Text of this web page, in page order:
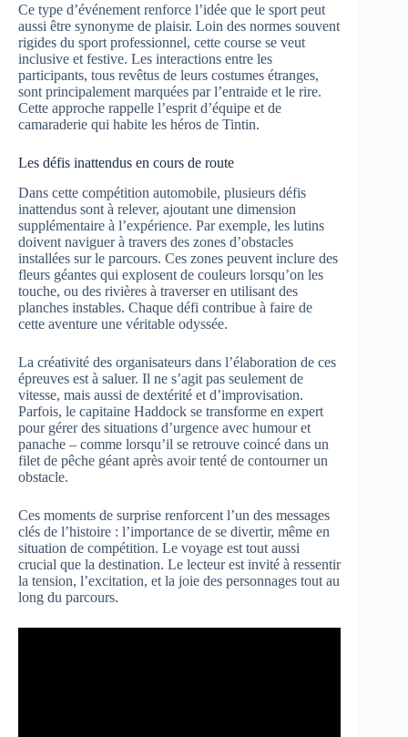
Ce type d’événement renforce l’idée que le sport peut
aussi être synonyme de plaisir. Loin des normes souvent
rigides du sport professionnel, cette course se veut
inclusive et festive. Les interactions entre les
participants, tous revêtus de leurs costumes étranges,
sont principalement marquées par l’entraide et le rire.
Cette approche rappelle l’esprit d’équipe et de
camaraderie qui habite les héros de Tintin.
Les défis inattendus en cours de route
Dans cette compétition automobile, plusieurs défis
inattendus sont à relever, ajoutant une dimension
supplémentaire à l’expérience. Par exemple, les lutins
doivent naviguer à travers des zones d’obstacles
installées sur le parcours. Ces zones peuvent inclure des
fleurs géantes qui explosent de couleurs lorsqu’on les
touche, ou des rivières à traverser en utilisant des
planches instables. Chaque défi contribue à faire de
cette aventure une véritable odyssée.
La créativité des organisateurs dans l’élaboration de ces
épreuves est à saluer. Il ne s’agit pas seulement de
vitesse, mais aussi de dextérité et d’improvisation.
Parfois, le capitaine Haddock se transforme en expert
pour gérer des situations d’urgence avec humour et
panache – comme lorsqu’il se retrouve coincé dans un
filet de pêche géant après avoir tenté de contourner un
obstacle.
Ces moments de surprise renforcent l’un des messages
clés de l’histoire : l’importance de se divertir, même en
situation de compétition. Le voyage est tout aussi
crucial que la destination. Le lecteur est invité à ressentir
la tension, l’excitation, et la joie des personnages tout au
long du parcours.